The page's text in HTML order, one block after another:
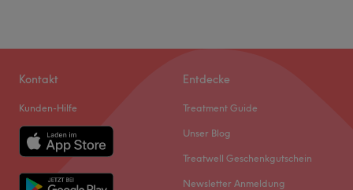
Kontakt
Kunden-Hilfe
Entdecke
Treatment Guide
Unser Blog
Treatwell Geschenkgutschein
Newsletter Anmeldung